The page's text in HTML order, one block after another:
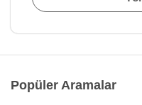
Popüler Aramalar